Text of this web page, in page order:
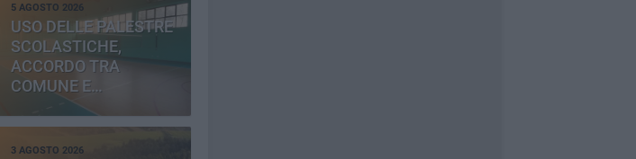
5 AGOSTO 2026
USO DELLE PALESTRE
SCOLASTICHE,
ACCORDO TRA
COMUNE E
PROVINCIA
3 AGOSTO 2026